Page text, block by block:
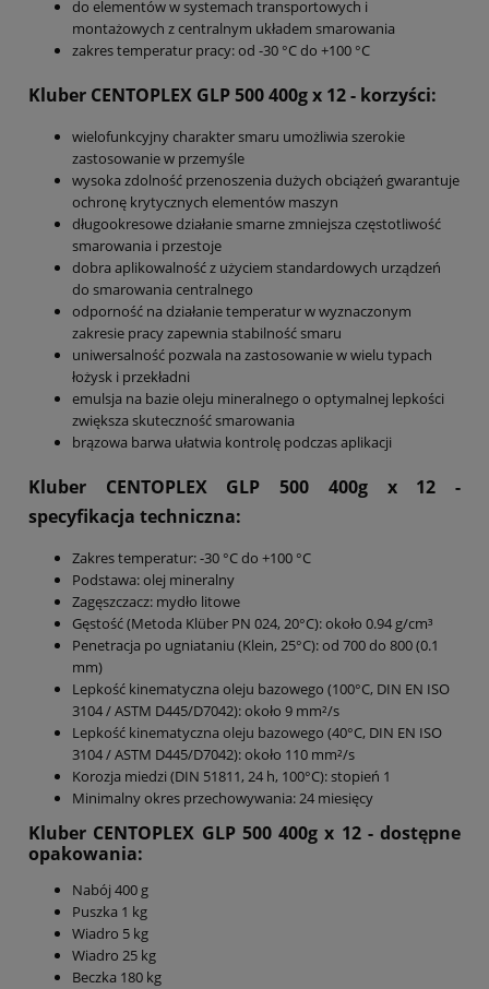
do elementów w systemach transportowych i
montażowych z centralnym układem smarowania
zakres temperatur pracy: od -30 °C do +100 °C
Kluber CENTOPLEX GLP 500 400g x 12- korzyści:
wielofunkcyjny charakter smaru umożliwia szerokie
zastosowanie w przemyśle
wysoka zdolność przenoszenia dużych obciążeń gwarantuje
ochronę krytycznych elementów maszyn
długookresowe działanie smarne zmniejsza częstotliwość
smarowania i przestoje
dobra aplikowalność z użyciem standardowych urządzeń
do smarowania centralnego
odporność na działanie temperatur w wyznaczonym
zakresie pracy zapewnia stabilność smaru
uniwersalność pozwala na zastosowanie w wielu typach
łożysk i przekładni
emulsja na bazie oleju mineralnego o optymalnej lepkości
zwiększa skuteczność smarowania
brązowa barwa ułatwia kontrolę podczas aplikacji
Kluber CENTOPLEX GLP 500 400g x 12 -
specyfikacja techniczna:
Zakres temperatur: -30 °C do +100 °C
Podstawa: olej mineralny
Zagęszczacz: mydło litowe
Gęstość (Metoda Klüber PN 024, 20°C): około 0.94 g/cm³
Penetracja po ugniataniu (Klein, 25°C): od 700 do 800 (0.1
mm)
Lepkość kinematyczna oleju bazowego (100°C, DIN EN ISO
3104 / ASTM D445/D7042): około 9 mm²/s
Lepkość kinematyczna oleju bazowego (40°C, DIN EN ISO
3104 / ASTM D445/D7042): około 110 mm²/s
Korozja miedzi (DIN 51811, 24 h, 100°C): stopień 1
Minimalny okres przechowywania: 24 miesięcy
Kluber CENTOPLEX GLP 500 400g x 12 - dostępne
opakowania:
Nabój 400 g
Puszka 1 kg
Wiadro 5 kg
Wiadro 25 kg
Beczka 180 kg